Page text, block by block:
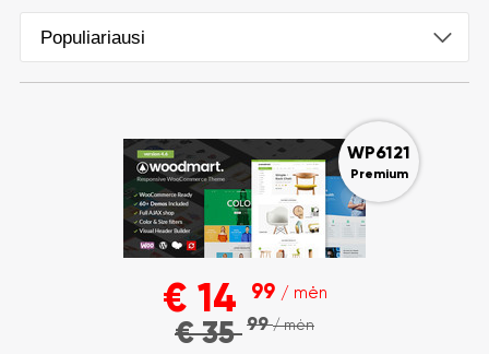
Populiariausi
WP6121
Premium
€ 14 99 / mėn
€35 99 / mėn